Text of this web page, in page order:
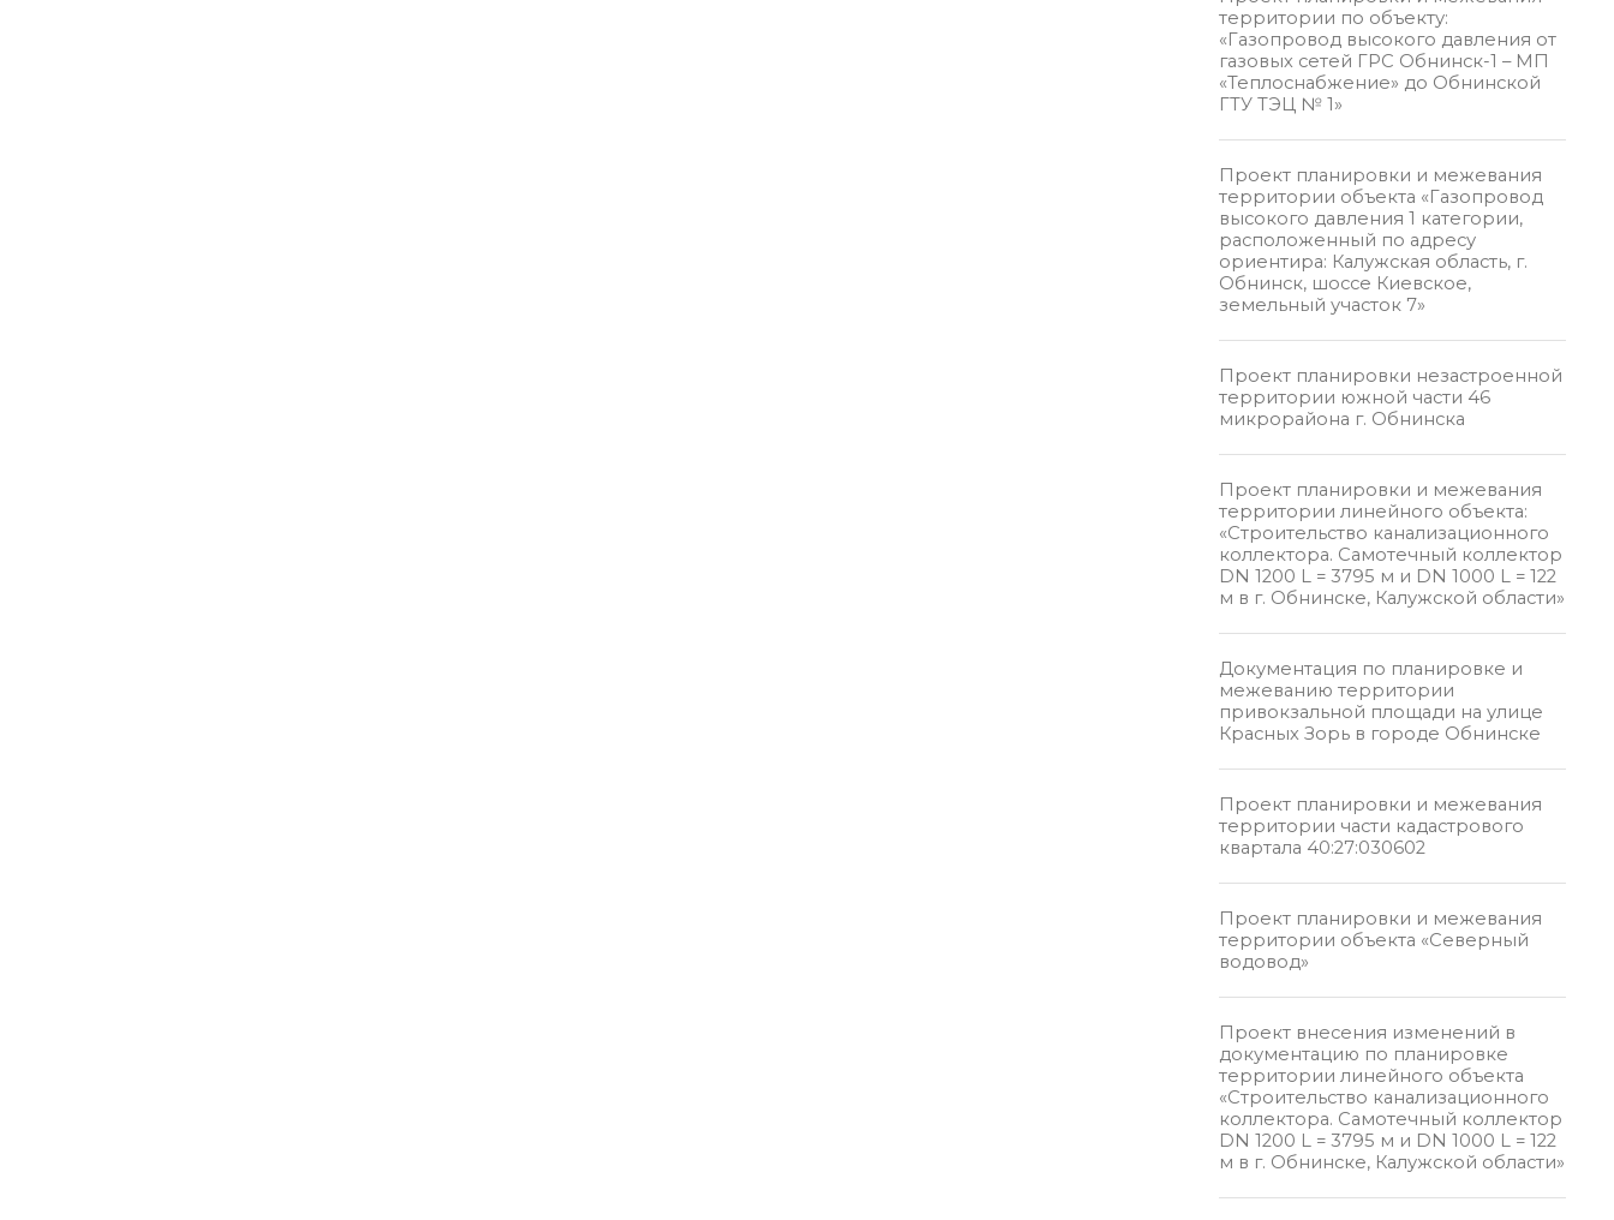
территории по объекту:
«Газопровод высокого давления от
газовых сетей ГРС Обнинск-1 – МП
«Теплоснабжение» до Обнинской
ГТУ ТЭЦ № 1»
Проект планировки и межевания
территории объекта «Газопровод
высокого давления 1 категории,
расположенный по адресу
ориентира: Калужская область, г.
Обнинск, шоссе Киевское,
земельный участок 7»
Проект планировки незастроенной
территории южной части 46
микрорайона г. Обнинска
Проект планировки и межевания
территории линейного объекта:
«Строительство канализационного
коллектора. Самотечный коллектор
DN 1200 L = 3795 м и DN 1000 L = 122
м в г. Обнинске, Калужской области»
Документация по планировке и
межеванию территории
привокзальной площади на улице
Красных Зорь в городе Обнинске
Проект планировки и межевания
территории части кадастрового
квартала 40:27:030602
Проект планировки и межевания
территории объекта «Северный
водовод»
Проект внесения изменений в
документацию по планировке
территории линейного объекта
«Строительство канализационного
коллектора. Самотечный коллектор
DN 1200 L = 3795 м и DN 1000 L = 122
м в г. Обнинске, Калужской области»